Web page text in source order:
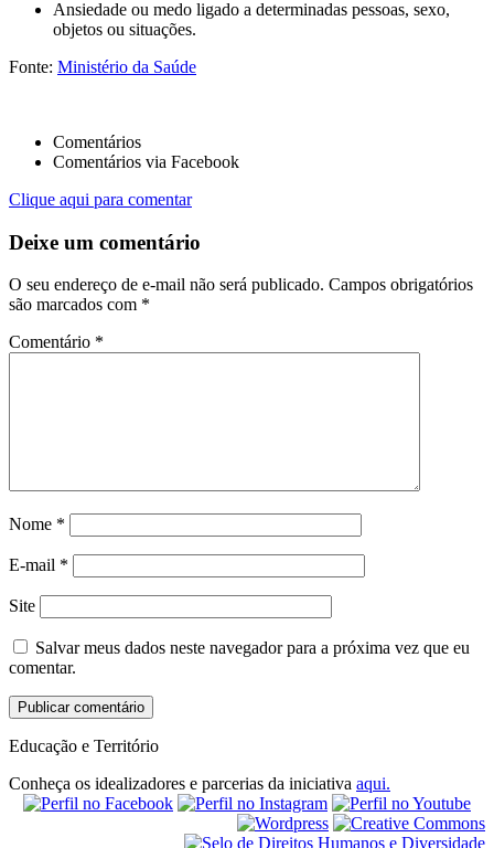
Ansiedade ou medo ligado a determinadas pessoas, sexo,
objetos ou situações.
Fonte: Ministério da Saúde
Comentários
Comentários via Facebook
Clique aqui para comentar
Deixe um comentário
O seu endereço de e-mail não será publicado. Campos obrigatórios
são marcados com *
Comentário *
Nome *
E-mail *
Site
Salvar meus dados neste navegador para a próxima vez que eu
comentar.
Educação e Território
Conheça os idealizadores e parcerias da iniciativa aqui.